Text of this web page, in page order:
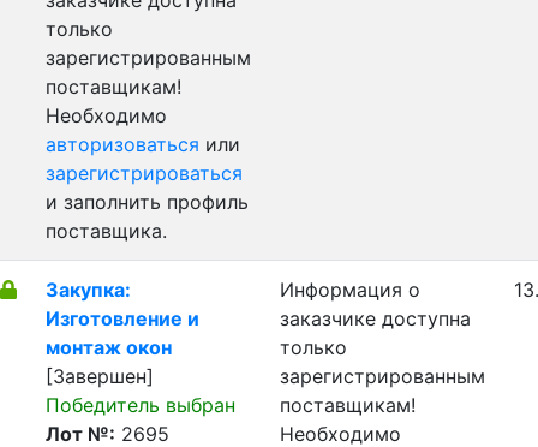
только
зарегистрированным
поставщикам!
Необходимо
авторизоваться или
зарегистрироваться
и заполнить профиль
поставщика.
Закупка:
Изготовление и
монтаж окон
[Завершен]
Победитель выбран
Лот №: 2695
Информация о
заказчике доступна
только
зарегистрированным
поставщикам!
Необходимо